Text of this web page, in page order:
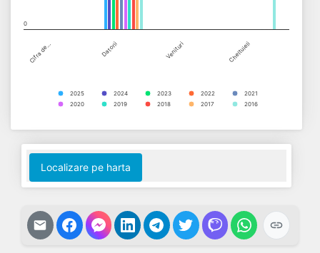
Cifra de… Datorii Venituri Cheltuieli
2025 2024 2023 2022
2021
2020
2019 2018 2017 2016
0
End of interactive chart.
Localizare pe harta